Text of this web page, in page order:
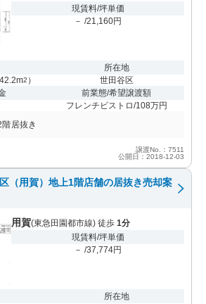
現賃料/坪単価
－ /21,160円
42.2m2 ）
所在地
世田谷区
前業態/希望譲渡額
フレンチビストロ/108万円
居抜き
譲渡No.：7511
公開日：2018-12-03
（用賀）地上1階店舗の居抜き売却案
用賀(東急田園都市線) 徒歩 1分
現賃料/坪単価
－ /37,774円
所在地